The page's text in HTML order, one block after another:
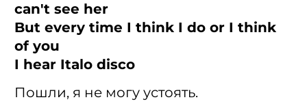
can't see her
But every time I think I do or I think
of you
I hear Italo disco
Пошли, я не могу устоять.